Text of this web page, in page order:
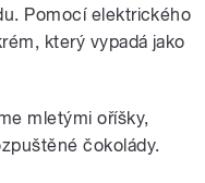
Pomocí elektrického
který vypadá jako
mletými oříšky,
čokolády.